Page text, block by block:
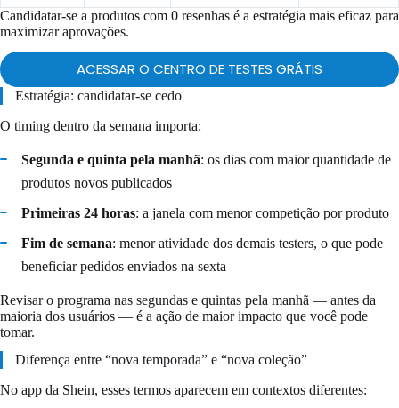
Candidatar-se a produtos com 0 resenhas é a estratégia mais eficaz para
maximizar aprovações.
ACESSAR O CENTRO DE TESTES GRÁTIS
Estratégia: candidatar-se cedo
O timing dentro da semana importa:
Segunda e quinta pela manhã: os dias com maior quantidade de
produtos novos publicados
Primeiras 24 horas: a janela com menor competição por produto
Fim de semana: menor atividade dos demais testers, o que pode
beneficiar pedidos enviados na sexta
Revisar o programa nas segundas e quintas pela manhã — antes da
maioria dos usuários — é a ação de maior impacto que você pode
tomar.
Diferença entre “nova temporada” e “nova coleção”
No app da Shein, esses termos aparecem em contextos diferentes: